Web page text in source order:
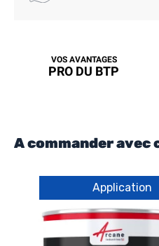
VOS AVANTAGES
PRO DU BTP
A commander avec
Application